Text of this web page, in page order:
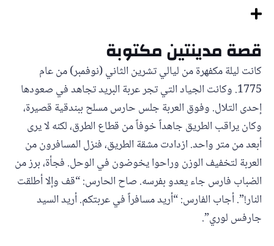
قصة مدينتين مكتوبة
كانت ليلة مكفهرة من ليالي تشرين الثاني (نوفمبر) من عام
1775. وكانت الجياد التي تجر عربة البريد تجاهد في صعودها
إحدى التلال. وفوق العربة جلس حارس مسلح ببندقية قصيرة،
وكان يراقب الطريق جاهداً خوفاً من قطاع الطرق، لكنه لا يرى
أبعد من متر واحد. ازدادت مشقة الطريق، فنزل المسافرون من
العربة لتخفيف الوزن وراحوا يخوضون في الوحل. فجأة، برز من
الضباب فارس جاء يعدو بفرسه. صاح الحارس: “قف وإلا أطلقت
النار!”. أجاب الفارس: “أريد مسافراً في عربتكم. أريد السيد
جارفس لوري”.